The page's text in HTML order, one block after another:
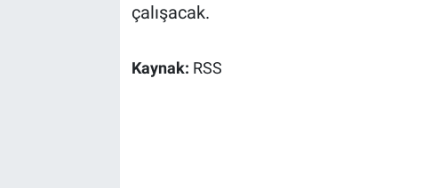
çalışacak.
Kaynak: RSS